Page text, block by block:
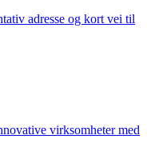
adresse og kort vei til
virksomheter med